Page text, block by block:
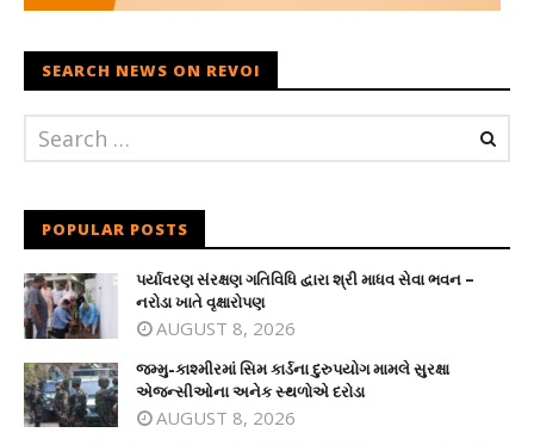
SEARCH NEWS ON REVOI
POPULAR POSTS
પર્યાવરણ સંરક્ષણ ગતિવિધિ દ્વારા શ્રી માધવ સેવા ભવન –
નરોડા ખાતે વૃક્ષારોપણ
AUGUST 8, 2026
જમ્મુ-કાશ્મીરમાં સિમ કાર્ડના દુરુપયોગ મામલે સુરક્ષા
એજન્સીઓના અનેક સ્થળોએ દરોડા
AUGUST 8, 2026